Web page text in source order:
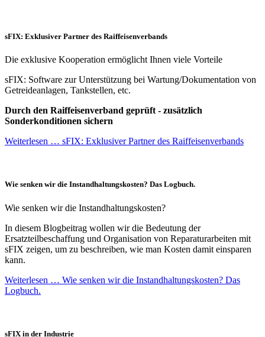
sFIX: Exklusiver Partner des Raiffeisenverbands
Die exklusive Kooperation ermöglicht Ihnen viele Vorteile
sFIX: Software zur Unterstützung bei Wartung/Dokumentation von
Getreideanlagen, Tankstellen, etc.
Durch den Raiffeisenverband geprüft - zusätzlich
Sonderkonditionen sichern
Weiterlesen … sFIX: Exklusiver Partner des Raiffeisenverbands
Wie senken wir die Instandhaltungskosten? Das Logbuch.
Wie senken wir die Instandhaltungskosten?
In diesem Blogbeitrag wollen wir die Bedeutung der
Ersatzteilbeschaffung und Organisation von Reparaturarbeiten mit
sFIX zeigen, um zu beschreiben, wie man Kosten damit einsparen
kann.
Weiterlesen … Wie senken wir die Instandhaltungskosten? Das
Logbuch.
sFIX in der Industrie